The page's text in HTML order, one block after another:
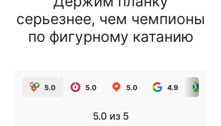
серьезнее, чем чемпионы
по фигурному катанию
5.0 5.0 5.0 4.9
5.0 из 5